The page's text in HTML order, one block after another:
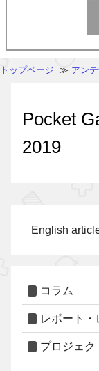
トップページ ≫ アン
Pocket
2019
English
コラム
レポート・
プロジェク